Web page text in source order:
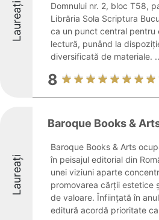
Laureați
Domnului nr. 2, bloc T58,
Librăria Sola Scriptura
ca un punct central pentru
lectură, punând la
diversificată de materiale.
8
Laureați
Baroque Books &
Baroque Books & Arts
în peisajul editorial din
unei viziuni aparte
promovarea cărții estetice
de valoare. Înființată în
editură acordă prioritate